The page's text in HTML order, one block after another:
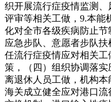
织开展流行症疫情监测
评审等相关工做，9.本能
化对全市各级疾病防止
应急步队、意愿者步队
任流行症疫情应对相关
策，（四）组织协调落
离退休人员工做，机构
海关成立健全应对港口